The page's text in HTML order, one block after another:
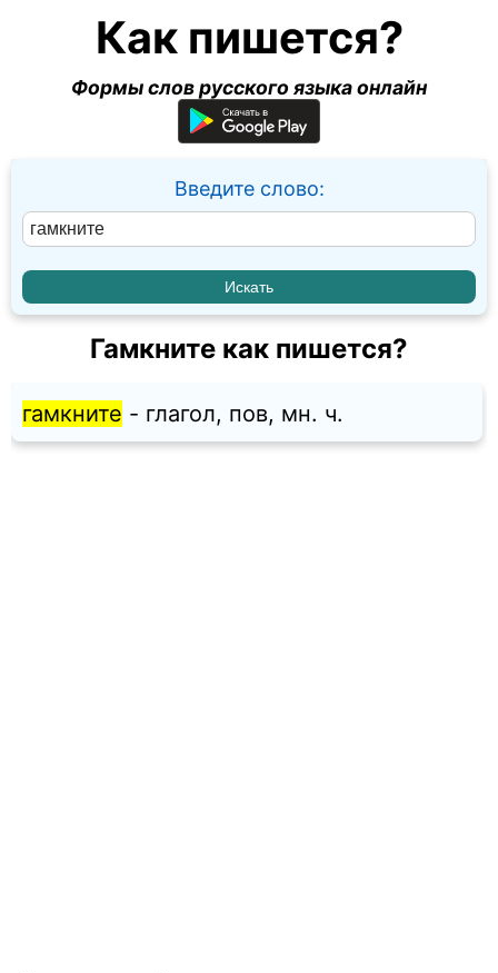
Как пишется?
Формы слов русского языка онлайн
Введите слово:
Гамкните как пишется?
гамкните - глагол, пов, мн. ч.